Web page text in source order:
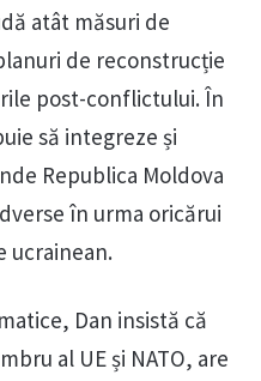
atât măsuri de
de reconstrucție
post-conflictului. În
să integreze și
Republica Moldova
în urma oricărui
ucrainean.
Dan insistă că
al UE și NATO, are